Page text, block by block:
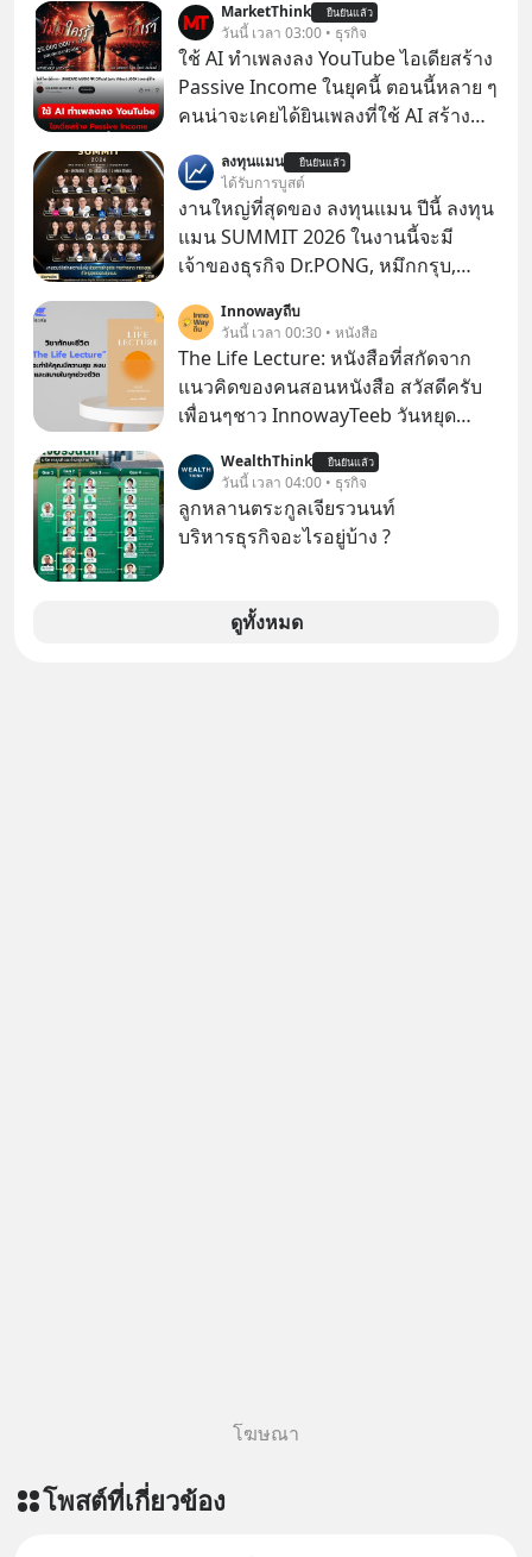
MarketThink ยืนยันแล้ว
วันนี้ เวลา 03:00 • ธุรกิจ
ใช้ AI ทำเพลงลง YouTube ไอเดียสร้าง
Passive Income ในยุคนี้ ตอนนี้หลาย ๆ
คนน่าจะเคยได้ยินเพลงที่ใช้ AI สร้าง
รู้ตัวเรา” จากช่องชื่อว่า UNHEARD
MUSIC ที่ตอนนี้มียอดรับชมกว่า 26
ล้านครั้งแล้ว
ลงทุนแมน ยืนยันแล้ว
ได้รับการบูสต์
งานใหญ่ที่สุดของ ลงทุนแมน ปีนี้ ลงทุน
แมน SUMMIT 2026 ในงานนี้จะมี
เจ้าของธุรกิจ Dr.PONG, หมึกกรุบ,
Fastwork, MizuMi, KARMART, อิชิตัน
มาแชร์ความรู้การสร้างธุรกิจ
Innowayถีบ
วันนี้ เวลา 00:30 • หนังสือ
The Life Lecture: หนังสือที่สกัดจาก
แนวคิดของคนสอนหนังสือ สวัสดีครับ
เพื่อนๆชาว InnowayTeeb วันหยุด
สนใจจบแล้วเกิดคำถามว่า
WealthThink ยืนยันแล้ว
วันนี้ เวลา 04:00 • ธุรกิจ
ลูกหลานตระกูลเจียรวนนท์
บริหารธุรกิจอะไรอยู่บ้าง ?
ดูทั้งหมด
โฆษณา
โพสต์ที่เกี่ยวข้อง